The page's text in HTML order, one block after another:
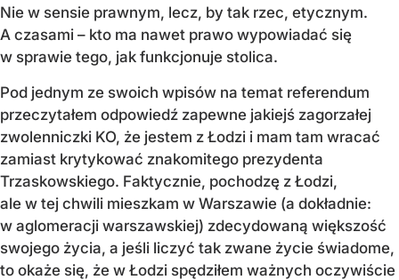
Nie w sensie prawnym, lecz, by tak rzec, etycznym.
A czasami – kto ma nawet prawo wypowiadać się
w sprawie tego, jak funkcjonuje stolica.
Pod jednym ze swoich wpisów na temat referendum
przeczytałem odpowiedź zapewne jakiejś zagorzałej
zwolenniczki KO, że jestem z Łodzi i mam tam wracać
zamiast krytykować znakomitego prezydenta
Trzaskowskiego. Faktycznie, pochodzę z Łodzi,
ale w tej chwili mieszkam w Warszawie (a dokładnie:
w aglomeracji warszawskiej) zdecydowaną większość
swojego życia, a jeśli liczyć tak zwane życie świadome,
to okaże się, że w Łodzi spędziłem ważnych oczywiście